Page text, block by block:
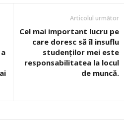
Articolul următor
Cel mai important lucru pe
care doresc să îl insuflu
studenților mei este
responsabilitatea la locul
de muncă.